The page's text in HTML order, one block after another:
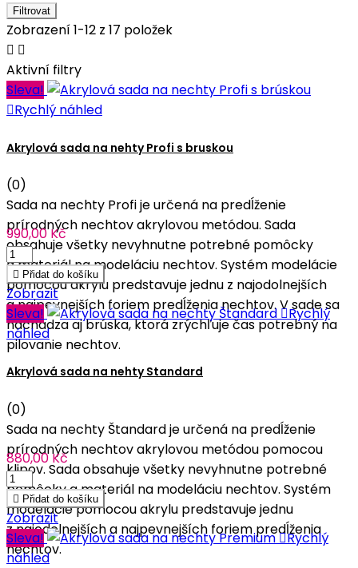
Filtrovat
Zobrazení 1-12 z 17 položek
 
Aktivní filtry
Sleva!
Rychlý náhled
Akrylová sada na nehty Profi s bruskou
(0)
Sada na nechty Profi je určená na predĺženie
prírodných nechtov akrylovou metódou. Sada
obsahuje všetky nevyhnutne potrebné pomôcky
a materiál na modeláciu nechtov. Systém modelácie
pomocou akrylu predstavuje jednu z najodolnejších
a najpevnejších foriem predĺženia nechtov. V sade sa
nachádza aj brúska, ktorá zrýchľuje čas potrebný na
pilovanie nechtov.
990,00 Kč
 Přidat do košíku
Zobrazit
Sleva!
Rychlý
náhled
Akrylová sada na nehty Standard
(0)
Sada na nechty Štandard je určená na predĺženie
prírodných nechtov akrylovou metódou pomocou
klipov. Sada obsahuje všetky nevyhnutne potrebné
pomôcky a materiál na modeláciu nechtov. Systém
modelácie pomocou akrylu predstavuje jednu
z najodolnejších a najpevnejších foriem predĺženia
nechtov.
880,00 Kč
 Přidat do košíku
Zobrazit
Sleva!
Rychlý
náhled